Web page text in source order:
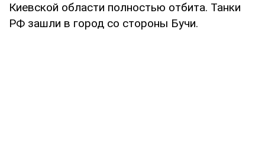
Киевской области полностью отбита. Танки
РФ зашли в город со стороны Бучи.